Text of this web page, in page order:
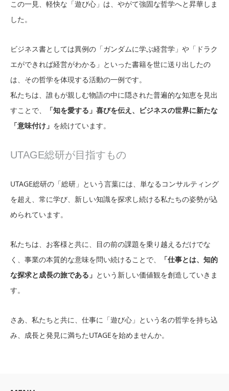
この一見、軽快な「遊び心」は、やがて強固な哲学へと昇華しま
した。
ビジネス書としては異例の「ガンダムに学ぶ経営学」や「ドラク
エができれば経営がわかる」といった書籍を世に送り出したの
は、その哲学を体現する活動の一例です。
私たちは、誰もが親しむ物語の中に隠された普遍的な知恵を見出
すことで、
「知を愛する」喜びを伝え、ビジネスの世界に新たな
「意味付け」 を続けています。
UTAGE総研が目指すもの
UTAGE総研の「総研」という言葉には、単なるコンサルティング
を超え、常に学び、新しい知識を探求し続ける私たちの姿勢が込
められています。
私たちは、お客様と共に、目の前の課題を乗り越えるだけでな
く、事業の本質的な意味を問い続けることで、
「仕事とは、知的
な探求と成長の旅である」 という新しい価値観を創造していきま
す。
さあ、私たちと共に、仕事に「遊び心」という名の哲学を持ち込
み、成長と発見に満ちたUTAGEを始めませんか。